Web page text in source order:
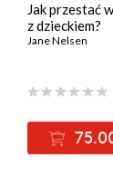
Jak przestać
z dzieckiem?
Jane Nelsen